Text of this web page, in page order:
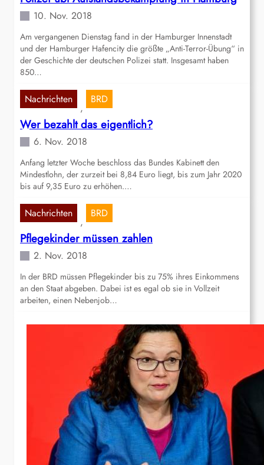
10. Nov. 2018
Am vergangenen Dienstag fand in der Hamburger Innenstadt
und der Hamburger Hafencity die größte „Anti-Terror-Übung“ in
der Geschichte der deutschen Polizei statt. Insgesamt haben
850…
Nachrichten
,
BRD
Wer bezahlt das eigentlich?
6. Nov. 2018
Anfang letzter Woche beschloss das Bundes Kabinett den
Mindestlohn, der zurzeit bei 8,84 Euro liegt, bis zum Jahr 2020
bis auf 9,35 Euro zu erhöhen.…
Nachrichten
,
BRD
Pflegekinder müssen zahlen
2. Nov. 2018
In der BRD müssen Pflegekinder bis zu 75% ihres Einkommens
an den Staat abgeben. Dabei ist es egal ob sie in Vollzeit
arbeiten, einen Nebenjob…